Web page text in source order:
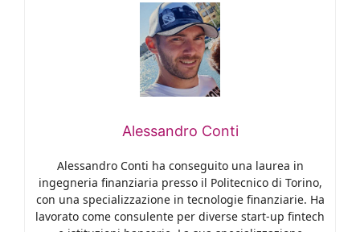
Alessandro Conti
Alessandro Conti ha conseguito una laurea in
ingegneria finanziaria presso il Politecnico di Torino,
con una specializzazione in tecnologie finanziarie. Ha
lavorato come consulente per diverse start-up fintech